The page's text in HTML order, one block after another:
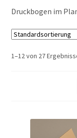
Druckbogen im
1–12 von 27